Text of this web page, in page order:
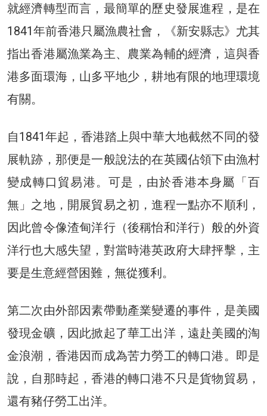
就經濟轉型而言，最簡單的歷史發展進程，是在
1841年前香港只屬漁農社會，《新安縣志》尤其
指出香港屬漁業為主、農業為輔的經濟，這與香
港多面環海，山多平地少，耕地有限的地理環境
有關。
自1841年起，香港踏上與中華大地截然不同的發
展軌跡，那便是一般說法的在英國佔領下由漁村
變成轉口貿易港。可是，由於香港本身屬「百
無」之地，開展貿易之初，進程一點亦不順利，
因此曾令像渣甸洋行（後稱怡和洋行）般的外資
洋行也大感失望，對當時港英政府大肆抨擊，主
要是生意經營困難，無從獲利。
第二次由外部因素帶動產業變遷的事件，是美國
發現金礦，因此掀起了華工出洋，遠赴美國的淘
金浪潮，香港因而成為苦力勞工的轉口港。即是
說，自那時起，香港的轉口港不只是貨物貿易，
還有豬仔勞工出洋。